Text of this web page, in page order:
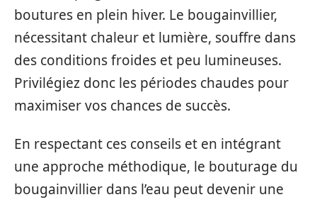
boutures en plein hiver. Le bougainvillier,
nécessitant chaleur et lumière, souffre dans
des conditions froides et peu lumineuses.
Privilégiez donc les périodes chaudes pour
maximiser vos chances de succès.
En respectant ces conseils et en intégrant
une approche méthodique, le bouturage du
bougainvillier dans l’eau peut devenir une